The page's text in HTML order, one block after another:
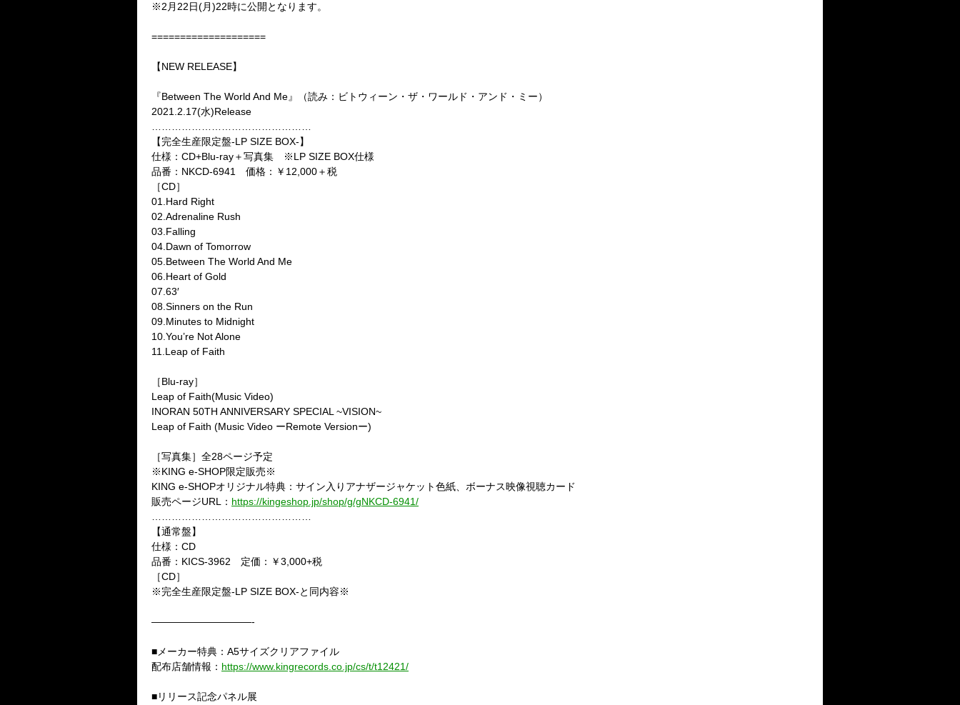
※2 月 22日(月)22時に公開となります。
====================
【NEW RELEASE】
『Between The World And Me』（読み：ビトウィーン・ザ・ワールド・アンド・ミー）
2021.2.17(水)Release
【完全生産限定盤-LP SIZE BOX-】
仕様： CD+Blu-ray＋写真集 ※LP SIZE BOX仕様
品番： NKCD-6941 価格：￥ 12,000＋税
［CD］
01.Hard Right
02.Adrenaline Rush
03.Falling
04.Dawn of Tomorrow
05.Between The World And Me
06.Heart of Gold
07.63′
08.Sinners on the Run
09.Minutes to Midnight
10.You’re Not Alone
11.Leap of Faith
［Blu-ray］
Leap of Faith(Music Video)
INORAN 50TH ANNIVERSARY SPECIAL ~VISION~
Leap of Faith (Music Video ーRemote Versionー)
［写真集］全28ページ予定
※KING e-SHOP限定販売※
KING e-SHOPオリジナル特典：サイン入りアナザージャケット色紙、ボーナス映像視聴カード
販売ページURL ： https://kingeshop.jp/shop/g/gNKCD-6941/
【通常盤】
仕様： CD
品番： KICS-3962 定価：￥3,000+税
［CD］
※完全生産限定盤-LP SIZE BOX-と同内容※
——————————-
■ メーカー特典： A5サイズクリアファイル
配布店舗情報： https://www.kingrecords.co.jp/cs/t/t12421/
■リリース記念パネル展